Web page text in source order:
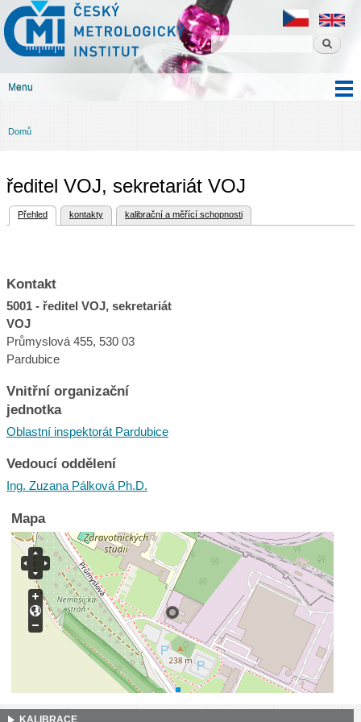
obsahu
Český
metrologický
institut
Menu
Jste zde
Domů
ředitel VOJ, sekretariát VOJ
Hlavní záložky
Přehled
(aktivní záložka) kontakty kalibrační a měřící schopnosti
Kontakt
5001 - ředitel VOJ, sekretariát
VOJ
Průmyslová 455, 530 03
Pardubice
Vnitřní organizační
jednotka
Oblastní inspektorát Pardubice
Vedoucí oddělení
Ing. Zuzana Pálková Ph.D.
Mapa
KALIBRACE